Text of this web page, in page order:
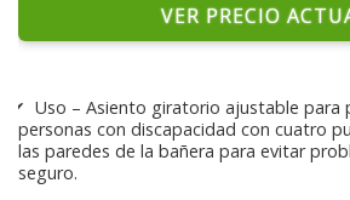
VER PRECIO
✔ ️ Uso – Asiento giratorio ajustable para
personas con discapacidad con cuatro
las paredes de la bañera para evitar
seguro.